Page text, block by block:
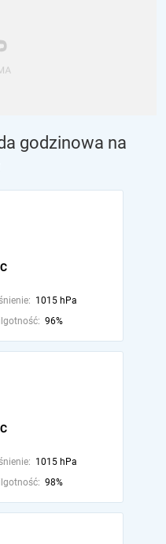
godzinowa na
1015 hPa
96%
1015 hPa
98%